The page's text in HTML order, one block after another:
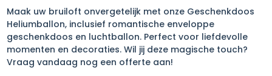
Maak uw bruiloft onvergetelijk met onze Geschenkdoos
Heliumballon, inclusief romantische enveloppe
geschenkdoos en luchtballon. Perfect voor liefdevolle
momenten en decoraties. Wil jij deze magische touch?
Vraag vandaag nog een offerte aan!